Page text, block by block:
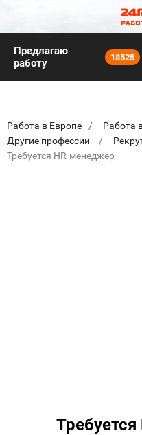
Предлагаю
работу
18525
Работа в Европе
Работа
Другие профессии
Требуется HR-менеджер